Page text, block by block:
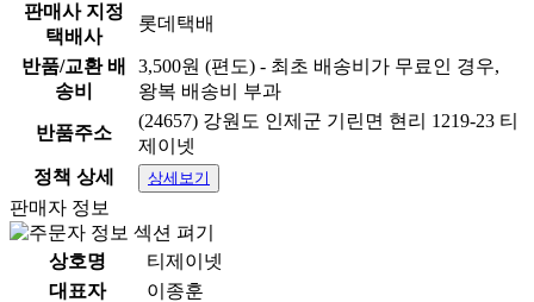
판매사 지정
택배사
롯데택배
반품/교환 배
송비
3,500원 (편도) - 최초 배송비가 무료인 경우,
왕복 배송비 부과
반품주소
(24657) 강원도 인제군 기린면 현리 1219-23 티
제이넷
정책 상세
상세보기
판매자 정보
상호명
티제이넷
대표자
이종훈